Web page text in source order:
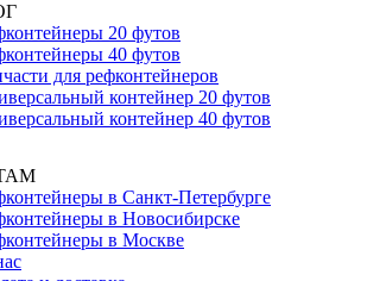
20 футов
40 футов
для рефконтейнеров
контейнер 20 футов
контейнер 40 футов
в Санкт-Петербурге
в Новосибирске
в Москве